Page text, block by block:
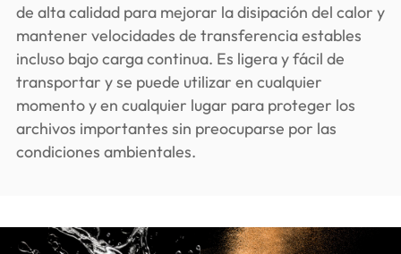
de alta calidad para mejorar la disipación del calor y
mantener velocidades de transferencia estables
incluso bajo carga continua. Es ligera y fácil de
transportar y se puede utilizar en cualquier
momento y en cualquier lugar para proteger los
archivos importantes sin preocuparse por las
condiciones ambientales.